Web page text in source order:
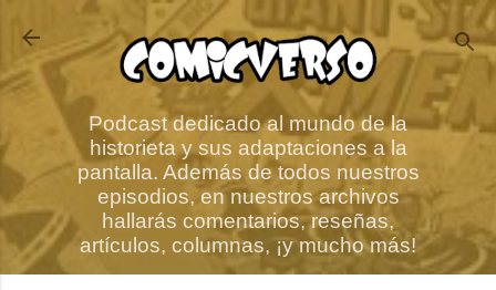
Ir al contenido principal
Podcast dedicado al mundo de la
historieta y sus adaptaciones a la
pantalla. Además de todos nuestros
episodios, en nuestros archivos
hallarás comentarios, reseñas,
artículos, columnas, ¡y mucho más!